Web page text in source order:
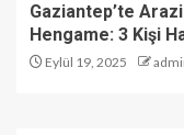
Gaziantep’te Arazi
Hengame: 3 Kişi
Eylül 19, 2025